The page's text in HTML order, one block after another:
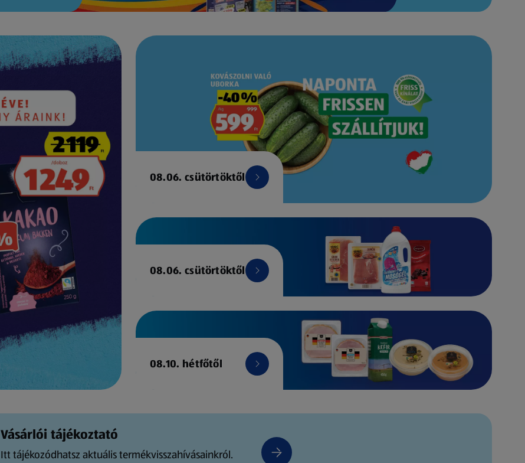
08.06. csütörtöktől
08.06. csütörtöktől
08.10. hétfőtől
Vásárlói tájékoztató
Itt tájékozódhatsz aktuális termékvisszahívásainkról.